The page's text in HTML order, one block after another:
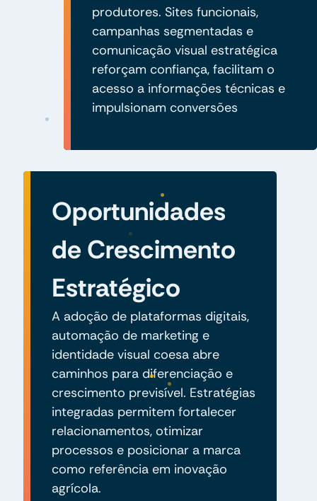
produtores. Sites funcionais,
campanhas segmentadas e
comunicação visual estratégica
reforçam confiança, facilitam o
acesso a informações técnicas e
impulsionam conversões
Oportunidades
de Crescimento
Estratégico
A adoção de plataformas digitais,
automação de marketing e
identidade visual coesa abre
caminhos para diferenciação e
crescimento previsível. Estratégias
integradas permitem fortalecer
relacionamentos, otimizar
processos e posicionar a marca
como referência em inovação
agrícola.